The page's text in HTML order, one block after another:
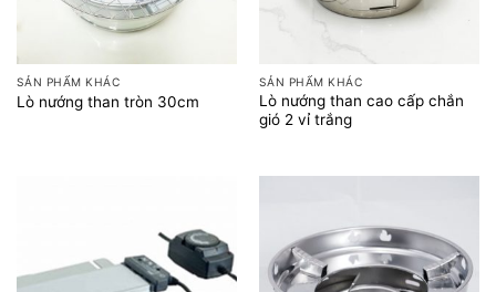
SẢN PHẨM KHÁC
Lò nướng than tròn 30cm
SẢN PHẨM KHÁC
Lò nướng than cao cấp chắn
gió 2 vỉ trắng